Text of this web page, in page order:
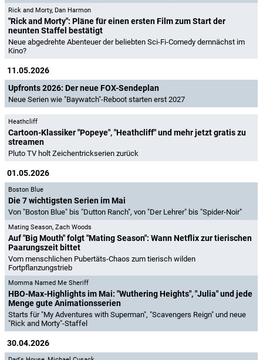
Rick and Morty, Dan Harmon
"Rick and Morty": Pläne für einen ersten Film zum Start der
neunten Staffel bestätigt
Neue abgedrehte Abenteuer der beliebten Sci-Fi-Comedy demnächst im
Kino?
11.05.2026
Upfronts 2026: Der neue FOX-Sendeplan
Neue Serien wie "Baywatch"-Reboot starten erst 2027
Heathcliff
Cartoon-Klassiker "Popeye", "Heathcliff" und mehr jetzt gratis zu
streamen
Pluto TV holt Zeichentrickserien zurück
01.05.2026
Boston Blue
Die 7 wichtigsten Serien im Mai
Von "Boston Blue" bis "Dutton Ranch", von "Der Lehrer" bis "Spider-Noir"
Mating Season, Zach Woods
Auf "Big Mouth" folgt "Mating Season": Wann Netflix zur tierischen
Paarungszeit bittet
Vom menschlichen Pubertäts-Chaos zum tierisch wilden
Fortpflanzungstrieb
Momma Named Me Sheriff
HBO-Max-Highlights im Mai: "Wuthering Heights", "Julia" und jede
Menge gute Animationsserien
Starts für "My Adventures with Superman", "Scavengers Reign" und neue
"Rick and Morty"-Staffel
30.04.2026